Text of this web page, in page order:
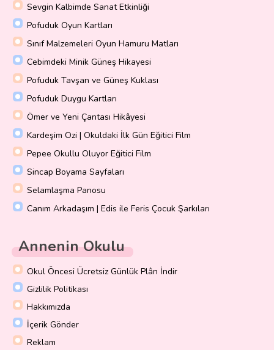
Sevgin Kalbimde Sanat Etkinliği
Pofuduk Oyun Kartları
Sınıf Malzemeleri Oyun Hamuru Matları
Cebimdeki Minik Güneş Hikayesi
Pofuduk Tavşan ve Güneş Kuklası
Pofuduk Duygu Kartları
Ömer ve Yeni Çantası Hikâyesi
Kardeşim Ozi | Okuldaki İlk Gün Eğitici Film
Pepee Okullu Oluyor Eğitici Film
Sincap Boyama Sayfaları
Selamlaşma Panosu
Canım Arkadaşım | Edis ile Feris Çocuk Şarkıları
Annenin Okulu
Okul Öncesi Ücretsiz Günlük Plân İndir
Gizlilik Politikası
Hakkımızda
İçerik Gönder
Reklam